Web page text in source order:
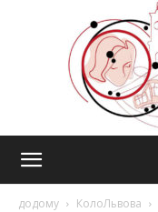
додому
КолоЛьвова